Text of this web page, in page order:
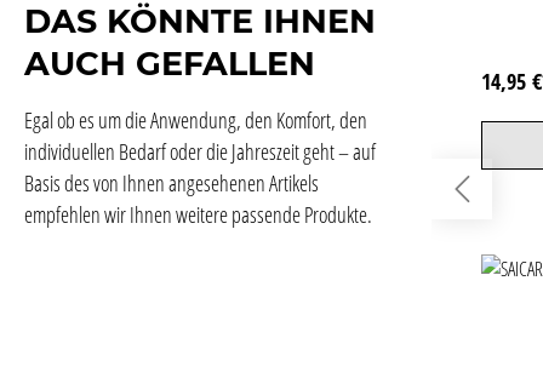
DAS KÖNNTE IHNEN
AUCH GEFALLEN
Egal ob es um die Anwendung, den Komfort, den
individuellen Bedarf oder die Jahreszeit geht – auf
Basis des von Ihnen angesehenen Artikels
empfehlen wir Ihnen weitere passende Produkte.
14,95